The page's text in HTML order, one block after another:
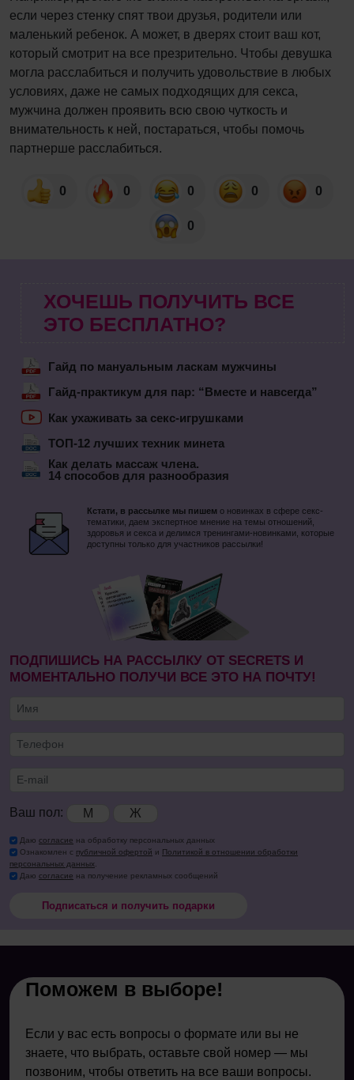
если через стенку спят твои друзья, родители или
маленький ребенок. А может, в дверях стоит ваш кот,
который смотрит на все презрительно. Чтобы девушка
могла расслабиться и получить удовольствие в любых
условиях, даже не самых подходящих для секса,
мужчина должен проявить всю свою чуткость и
внимательность к ней, постараться, чтобы помочь
партнерше расслабиться.
0 0 0 0 0
0
ХОЧЕШЬ ПОЛУЧИТЬ ВСЕ
ЭТО БЕСПЛАТНО?
Гайд по мануальным ласкам мужчины
Гайд-практикум для пар: “Вместе и навсегда”
Как ухаживать за секс-игрушками
ТОП-12 лучших техник минета
Как делать массаж члена.
14 способов для разнообразия
Кстати, в рассылке мы пишем о новинках в сфере секс-
тематики, даем экспертное мнение на темы отношений,
здоровья и секса и делимся тренингами-новинками, которые
доступны только для участников рассылки!
ПОДПИШИСЬ НА РАССЫЛКУ ОТ SECRETS И
МОМЕНТАЛЬНО ПОЛУЧИ ВСЕ ЭТО НА ПОЧТУ!
Ваш пол: М Ж
Даю согласие на обработку персональных данных
Ознакомлен с публичной офертой и Политикой в отношении обработки
персональных данных.
Даю согласие на получение рекламных сообщений
Подписаться и получить подарки
Поможем в выборе!
Если у вас есть вопросы о формате или вы не
знаете, что выбрать, оставьте свой номер — мы
позвоним, чтобы ответить на все ваши вопросы.